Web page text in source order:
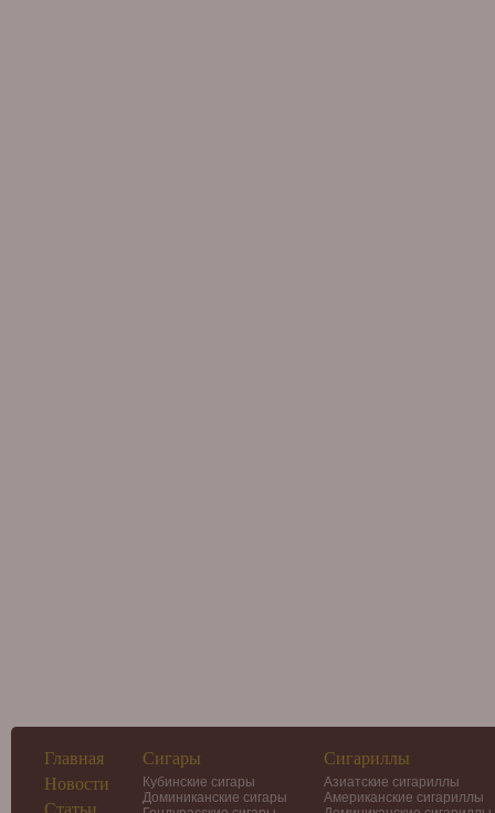
Главная
Новости
Статьи
Сигары
Кубинские сигары
Доминиканские сигары
Сигариллы
Азиатские сигариллы
Американские сигариллы